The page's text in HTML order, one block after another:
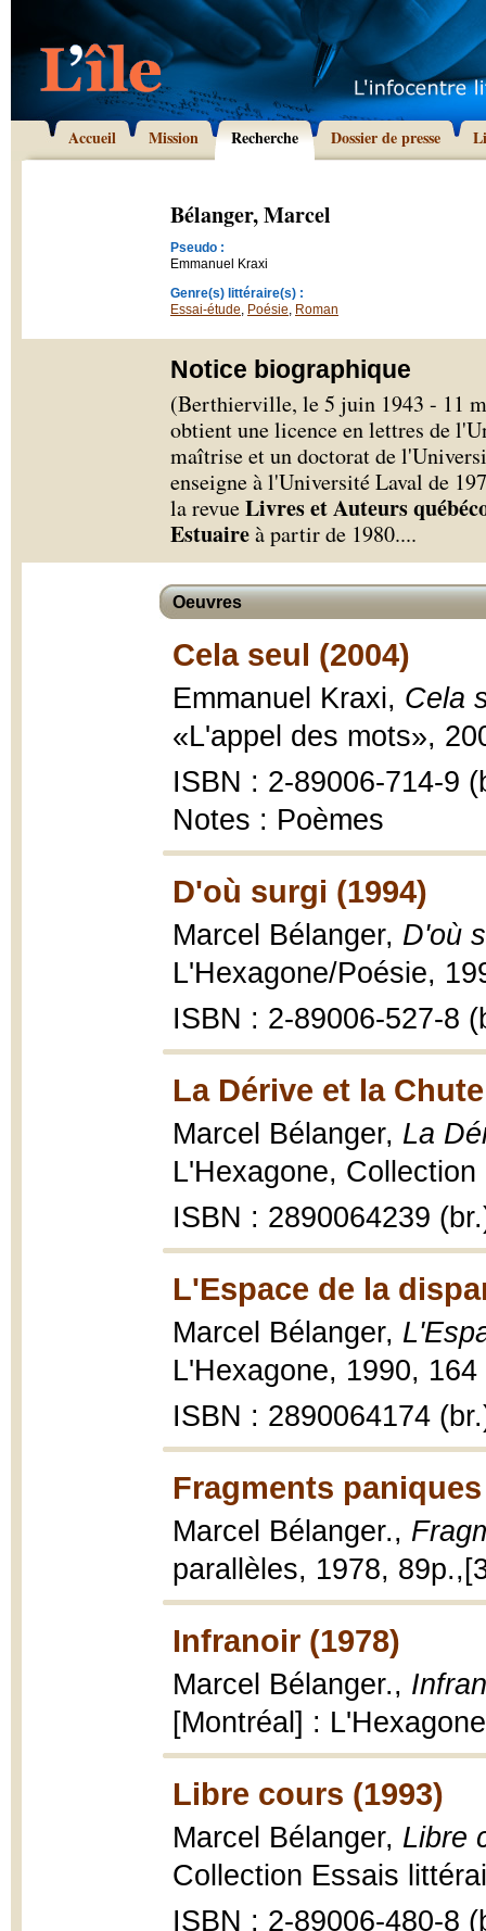
Accueil Mission Recherche Dossier de presse
Bélanger, Marcel
Pseudo :
Emmanuel Kraxi
Genre(s) littéraire(s) :
Essai-étude, Poésie, Roman
Notice biographique
(Berthierville, le 5 juin 1943 - 11
obtient une licence en lettres de
maîtrise et un doctorat de
enseigne à l'Université Laval de
la revueLivres et Auteurs
Estuaireà partir de 1980....
Oeuvres
Cela seul (2004)
Emmanuel Kraxi, Cela
«L'appel des mots»,
ISBN : 2-89006-714-9
Notes : Poèmes
D'où surgi (1994)
Marcel Bélanger, D'où
L'Hexagone/Poésie,
ISBN : 2-89006-527-8
La Dérive et la
Marcel Bélanger, La
L'Hexagone,
ISBN : 2890064239
L'Espace de la
Marcel Bélanger,
L'Hexagone, 1990,
ISBN : 2890064174
Fragments paniques
Marcel Bélanger.,
parallèles, 1978,
Infranoir (1978)
Marcel Bélanger.,
[Montréal] :
Libre cours (1993)
Marcel Bélanger, Libre
Collection Essais
ISBN : 2-89006-480-8